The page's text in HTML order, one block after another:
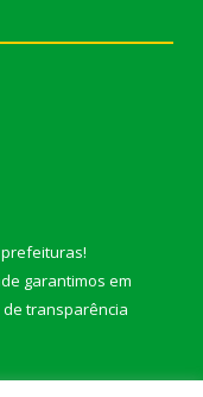
!
garantimos em
de transparência